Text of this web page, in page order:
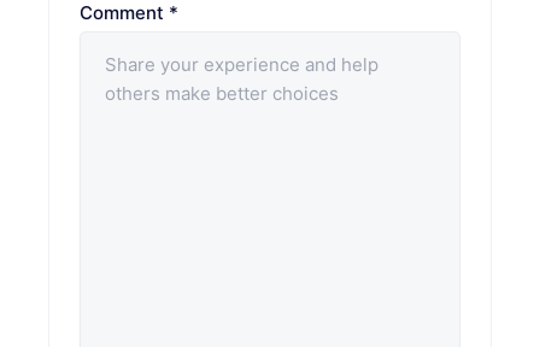
Comment *